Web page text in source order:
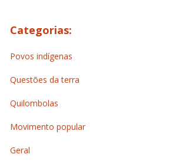
Categorias:
Povos indígenas
Questões da terra
Quilombolas
Movimento popular
Geral